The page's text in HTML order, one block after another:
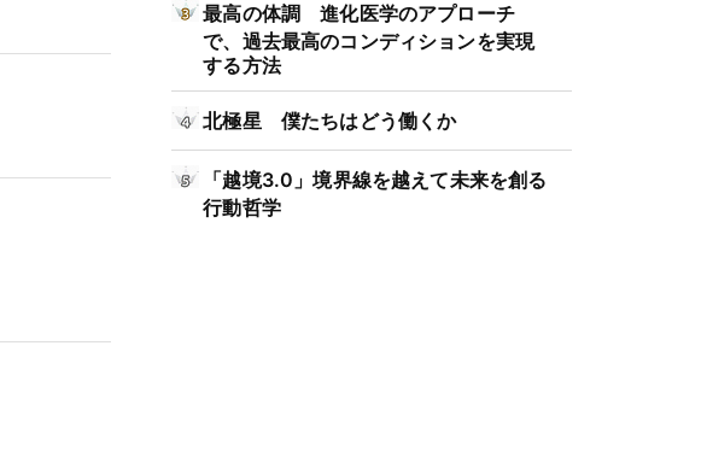
最高の体調 進化医学のアプローチ
で、過去最高のコンディションを実現
する方法
北極星 僕たちはどう働くか
「越境3.0」境界線を越えて未来を創る
行動哲学